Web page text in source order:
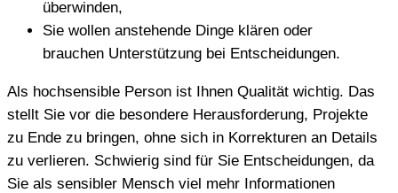
überwinden,
Sie wollen anstehende Dinge klären oder
brauchen Unterstützung bei Entscheidungen.
Als hochsensible Person ist Ihnen Qualität wichtig. Das
stellt Sie vor die besondere Herausforderung, Projekte
zu Ende zu bringen, ohne sich in Korrekturen an Details
zu verlieren. Schwierig sind für Sie Entscheidungen, da
Sie als sensibler Mensch viel mehr Informationen